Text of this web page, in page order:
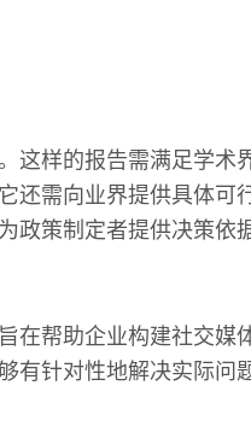
这样的报告需满足学术
还需向业界提供具体可
政策制定者提供决策依
在帮助企业构建社交媒
有针对性地解决实际问